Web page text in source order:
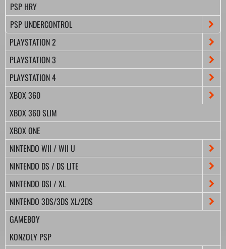
PSP HRY
PSP UNDERCONTROL
PLAYSTATION 2
PLAYSTATION 3
PLAYSTATION 4
XBOX 360
XBOX 360 SLIM
XBOX ONE
NINTENDO WII / WII U
NINTENDO DS / DS LITE
NINTENDO DSI / XL
NINTENDO 3DS/3DS XL/2DS
GAMEBOY
KONZOLY PSP